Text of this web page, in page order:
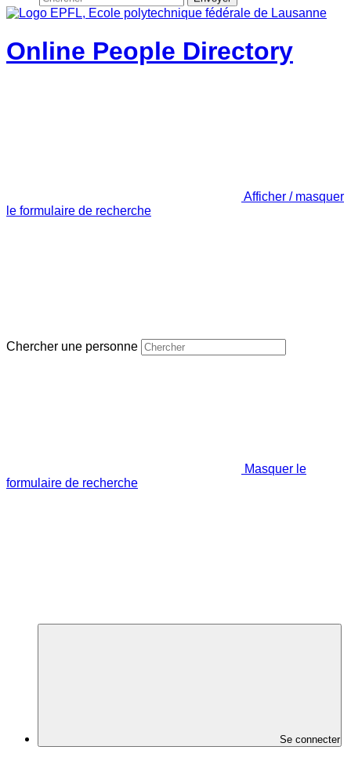
Online People Directory
Afficher / masquer
le formulaire de recherche
Chercher une personne
Masquer le
formulaire de recherche
Se connecter